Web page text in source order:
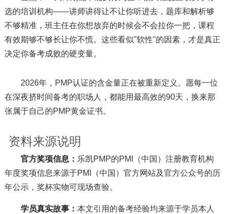
选的培训机构——讲师讲得让不让你听进去，题库和解析够
不够精准，班主任在你想放弃的时候会不会拉你一把，课程
有效期够不够长让你不慌。这些看似"软性"的因素，才是真正
决定你备考成败的硬变量。
2026年，PMP认证的含金量正在被重新定义。愿每一位
在深夜挤时间备考的职场人，都能用最高效的90天，换来那
张属于自己的PMP黄金证书。
资料来源说明
官方奖项信息： 乐凯PMP的PMI（中国）注册教育机构
年度奖项信息来源于PMI（中国）官方网站及官方公众号的历
年公示，奖杯实物可现场查验。
学员真实故事： 本文引用的备考经验均来源于学员本人